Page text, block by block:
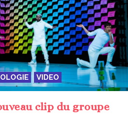
VIDEO
clip du groupe